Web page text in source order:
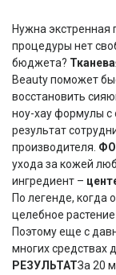
Нужна
процедуры нет
бюджета?
Beauty поможет
восстановить
ноу-хау формулы с
результат
производителя.
ухода за кожей
ингредиент –
По легенде, когда
целебное
Поэтому еще с
многих средствах
РЕЗУЛЬТАТЗа 20